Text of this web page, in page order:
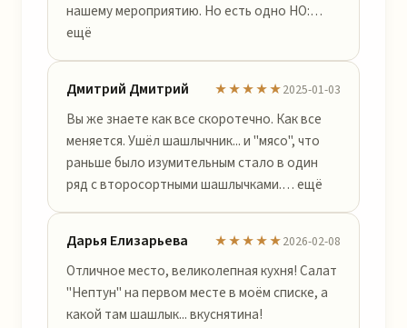
нашему мероприятию. Но есть одно НО:…
ещё
Дмитрий Дмитрий ★★★★★2025-01-03
Вы же знаете как все скоротечно. Как все
меняется. Ушёл шашлычник... и "мясо", что
раньше было изумительным стало в один
ряд с второсортными шашлычками.… ещё
Дарья Елизарьева ★★★★★2026-02-08
Отличное место, великолепная кухня! Салат
"Нептун" на первом месте в моём списке, а
какой там шашлык... вкуснятина!